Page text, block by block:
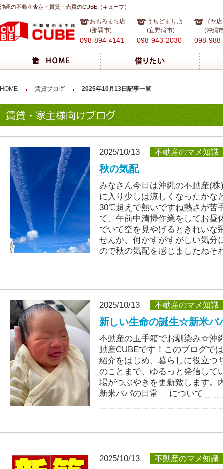
沖縄の不動産査定・賃貸・売買のCUBE（キューブ）
おもろまち店
(那覇市)
098-894-4141
うちどまり店
(宜野湾市)
098-943-2030
ゴヤ店
(沖縄
098-
HOME 賃貸ブログ 2025年10月13日記事一覧
2025/10/13 不動産のマメ知識
秋の気配
みなさん今日は沖縄の不動産(
に入り少しは涼しくなったかな
30℃超えで熱いですね熱さが苦
て、午前中清掃作業をしてお昼
でいて空を見やげるときれいな
せんか、何かすがすがしい気分
ので秋の気配を感じましたね
2025/10/13 不動産のマメ知識
新しい生命の誕生☆新米パ
不動産の玉手箱でお馴染み☆沖
動産CUBEです！このブログで
紹介をはじめ、暮らしに役立つ
のことまで、ゆるっと発信し
場がつぶやきを更新致します
新米パパの日常 」について＿
2025/10/13 不動産のマメ知識